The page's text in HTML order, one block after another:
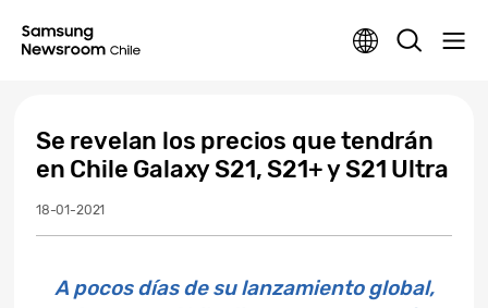
Se revelan los precios que tendrán
en Chile Galaxy S21, S21+ y S21 Ultra
18-01-2021
A pocos días de su lanzamiento global,